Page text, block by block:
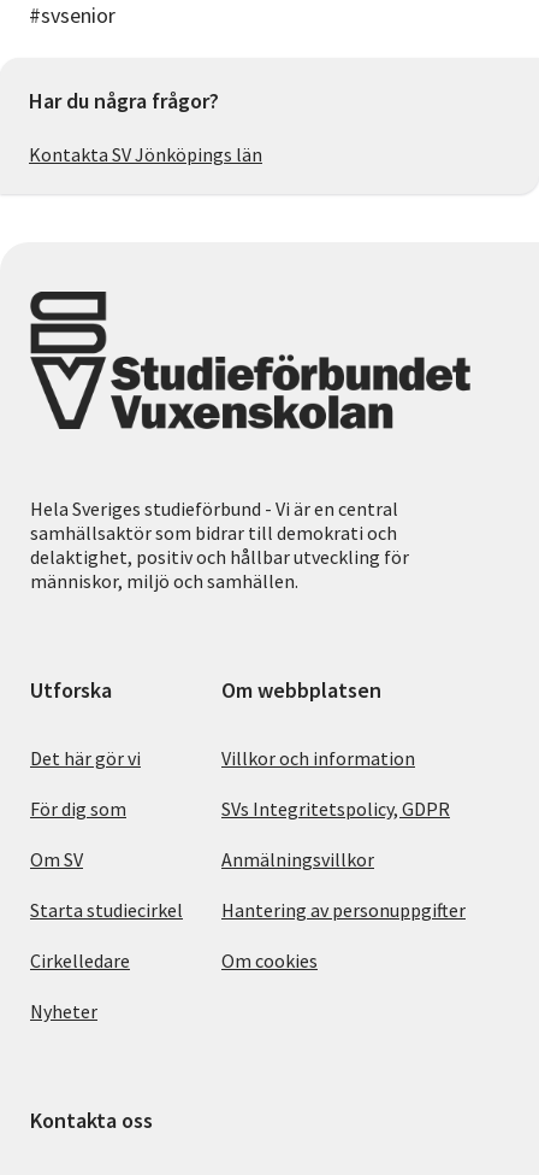
#svsenior
Har du några frågor?
Kontakta SV Jönköpings län
Hela Sveriges studieförbund - Vi är en central
samhällsaktör som bidrar till demokrati och
delaktighet, positiv och hållbar utveckling för
människor, miljö och samhällen.
Utforska
Det här gör vi
För dig som
Om SV
Starta studiecirkel
Cirkelledare
Nyheter
Om webbplatsen
Villkor och information
SVs Integritetspolicy, GDPR
Anmälningsvillkor
Hantering av personuppgifter
Om cookies
Kontakta oss